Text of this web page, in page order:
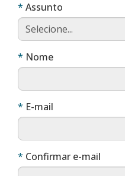
Assunto
NomeObrigatório
E-mail
Confirmar e-mail